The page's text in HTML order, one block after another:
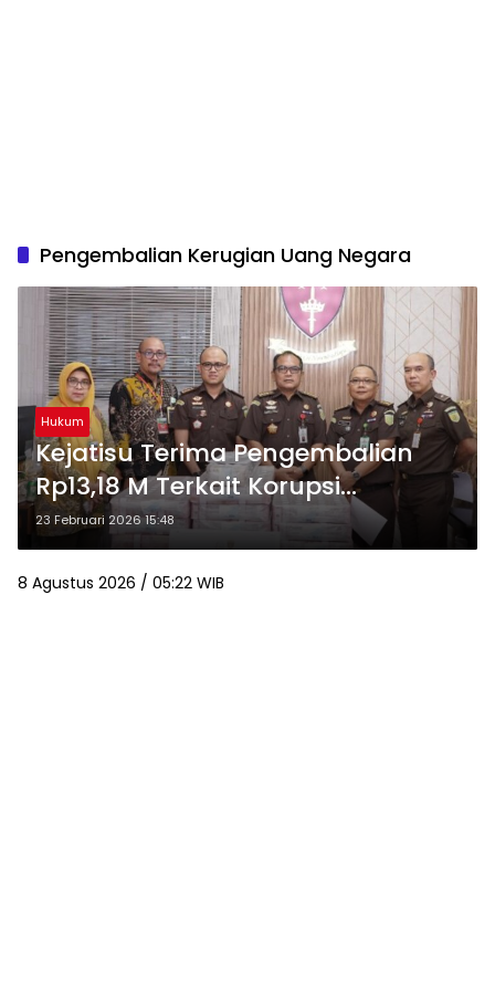
Pengembalian Kerugian Uang Negara
Hukum
Kejatisu Terima Pengembalian
Rp13,18 M Terkait Korupsi
Waterfront City
23 Februari 2026 15:48
8 Agustus 2026 / 05:22 WIB